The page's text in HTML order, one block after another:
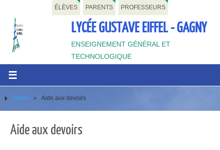
ÉLÈVES PARENTS PROFESSEURS
LYCÉE GUSTAVE EIFFEL - GAGNY
ENSEIGNEMENT GÉNÉRAL ET
TECHNOLOGIQUE
Home » Aide aux devoirs
Aide aux devoirs